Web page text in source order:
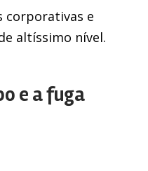
corporativas e
altíssimo nível.
e a fuga